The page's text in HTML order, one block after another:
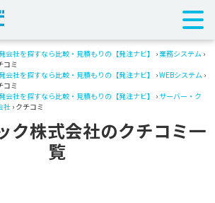
会社を探すなら比較・見積もりの【発注ナビ】 › 業務システム ›
コミ
会社を探すなら比較・見積もりの【発注ナビ】
›WEBシステム ›
コミ
会社を探すなら比較・見積もりの【発注ナビ】
› サーバー・ク
社 › クチコミ
ク株式会社のクチコミ一
覧